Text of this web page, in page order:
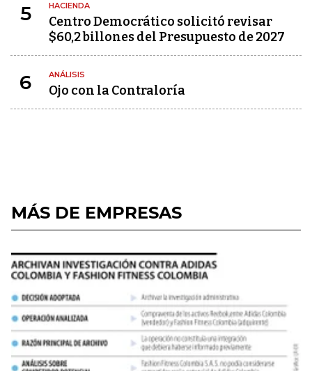
5 HACIENDA
Centro Democrático solicitó revisar
$60,2 billones del Presupuesto de 2027
6 ANÁLISIS
Ojo con la Contraloría
MÁS DE EMPRESAS